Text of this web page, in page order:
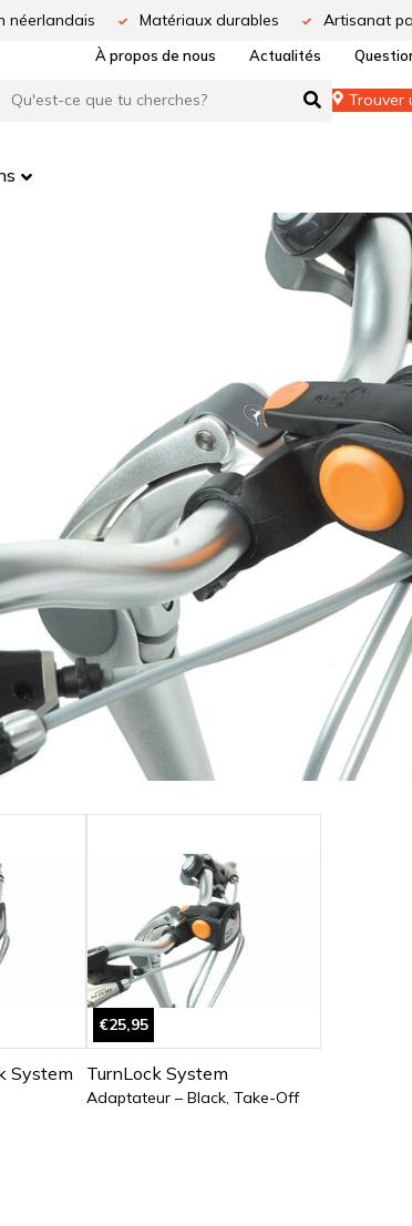
néerlandais Matériaux durables Artisanat
À propos de nous Actualités
Trouver
System
€25,95
TurnLock System
Adaptateur – Black, Take-Off